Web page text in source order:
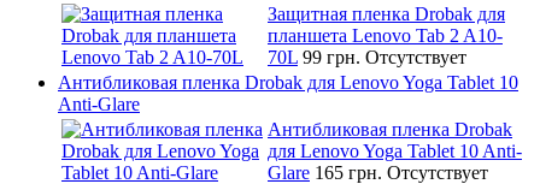
Защитная пленка Drobak для
планшета Lenovo Tab 2 A10-
70L 99 грн. Отсутствует
Антибликовая пленка Drobak для Lenovo Yoga Tablet 10
Anti-Glare
Антибликовая пленка Drobak
для Lenovo Yoga Tablet 10 Anti-
Glare 165 грн. Отсутствует